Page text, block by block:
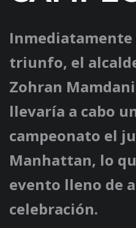
Inmediatamente
triunfo, el
Zohran
llevaría a cabo
campeonato el
Manhattan, lo
evento lleno de
celebración.